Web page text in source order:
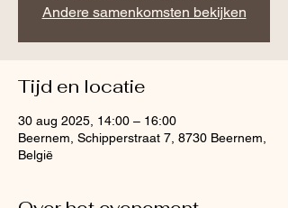
Andere samenkomsten bekijken
Tijd en locatie
30 aug 2025, 14:00 – 16:00
Beernem, Schipperstraat 7, 8730 Beernem,
België